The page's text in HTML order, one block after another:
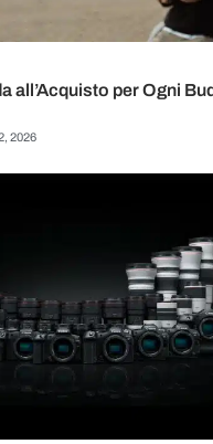
all’Acquisto per Ogni
2026